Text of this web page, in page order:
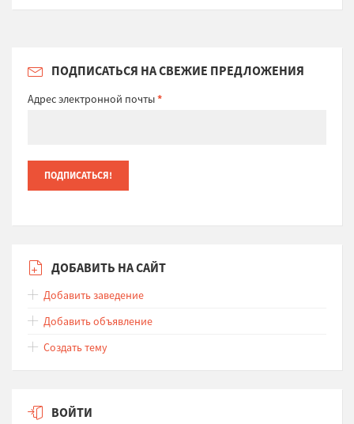
ПОДПИСАТЬСЯ НА СВЕЖИЕ ПРЕДЛОЖЕНИЯ
Адрес электронной почты*
ДОБАВИТЬ НА САЙТ
Добавить заведение
Добавить объявление
Создать тему
ВОЙТИ